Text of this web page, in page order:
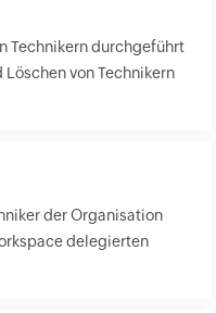
Technikern durchgeführt
von Technikern
der Organisation
delegierten